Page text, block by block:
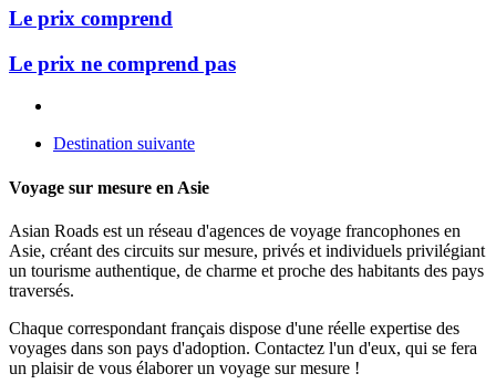
Le prix comprend
Le prix ne comprend pas
Destination suivante
Voyage sur mesure en Asie
Asian Roads est un réseau d'agences de voyage francophones en
Asie, créant des circuits sur mesure, privés et individuels privilégiant
un tourisme authentique, de charme et proche des habitants des pays
traversés.
Chaque correspondant français dispose d'une réelle expertise des
voyages dans son pays d'adoption. Contactez l'un d'eux, qui se fera
un plaisir de vous élaborer un voyage sur mesure !